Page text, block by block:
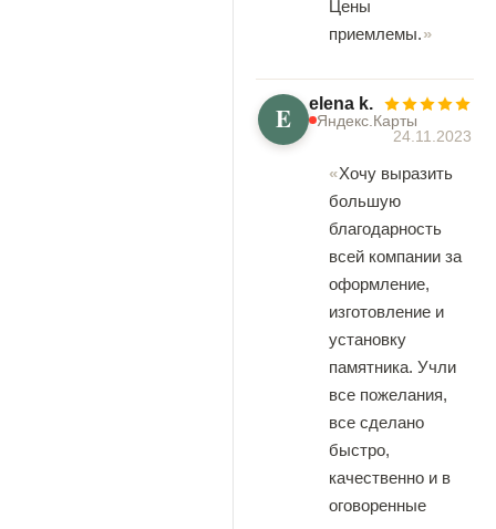
Цены
приемлемы.
E elena k.
Яндекс.Карты
24.11.2023
Хочу выразить
большую
благодарность
всей компании за
оформление,
изготовление и
установку
памятника. Учли
все пожелания,
все сделано
быстро,
качественно и в
оговоренные